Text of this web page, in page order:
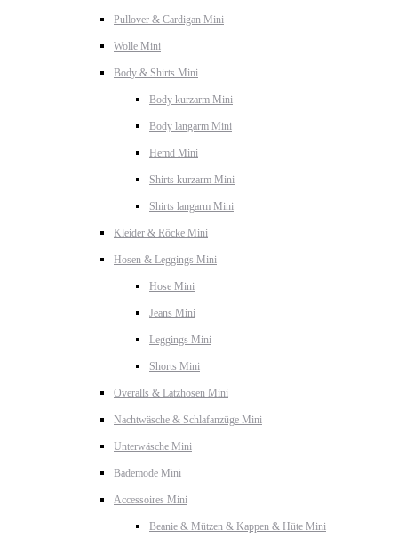
Pullover & Cardigan Mini
Wolle Mini
Body & Shirts Mini
Body kurzarm Mini
Body langarm Mini
Hemd Mini
Shirts kurzarm Mini
Shirts langarm Mini
Kleider & Röcke Mini
Hosen & Leggings Mini
Hose Mini
Jeans Mini
Leggings Mini
Shorts Mini
Overalls & Latzhosen Mini
Nachtwäsche & Schlafanzüge Mini
Unterwäsche Mini
Bademode Mini
Accessoires Mini
Beanie & Mützen & Kappen & Hüte Mini